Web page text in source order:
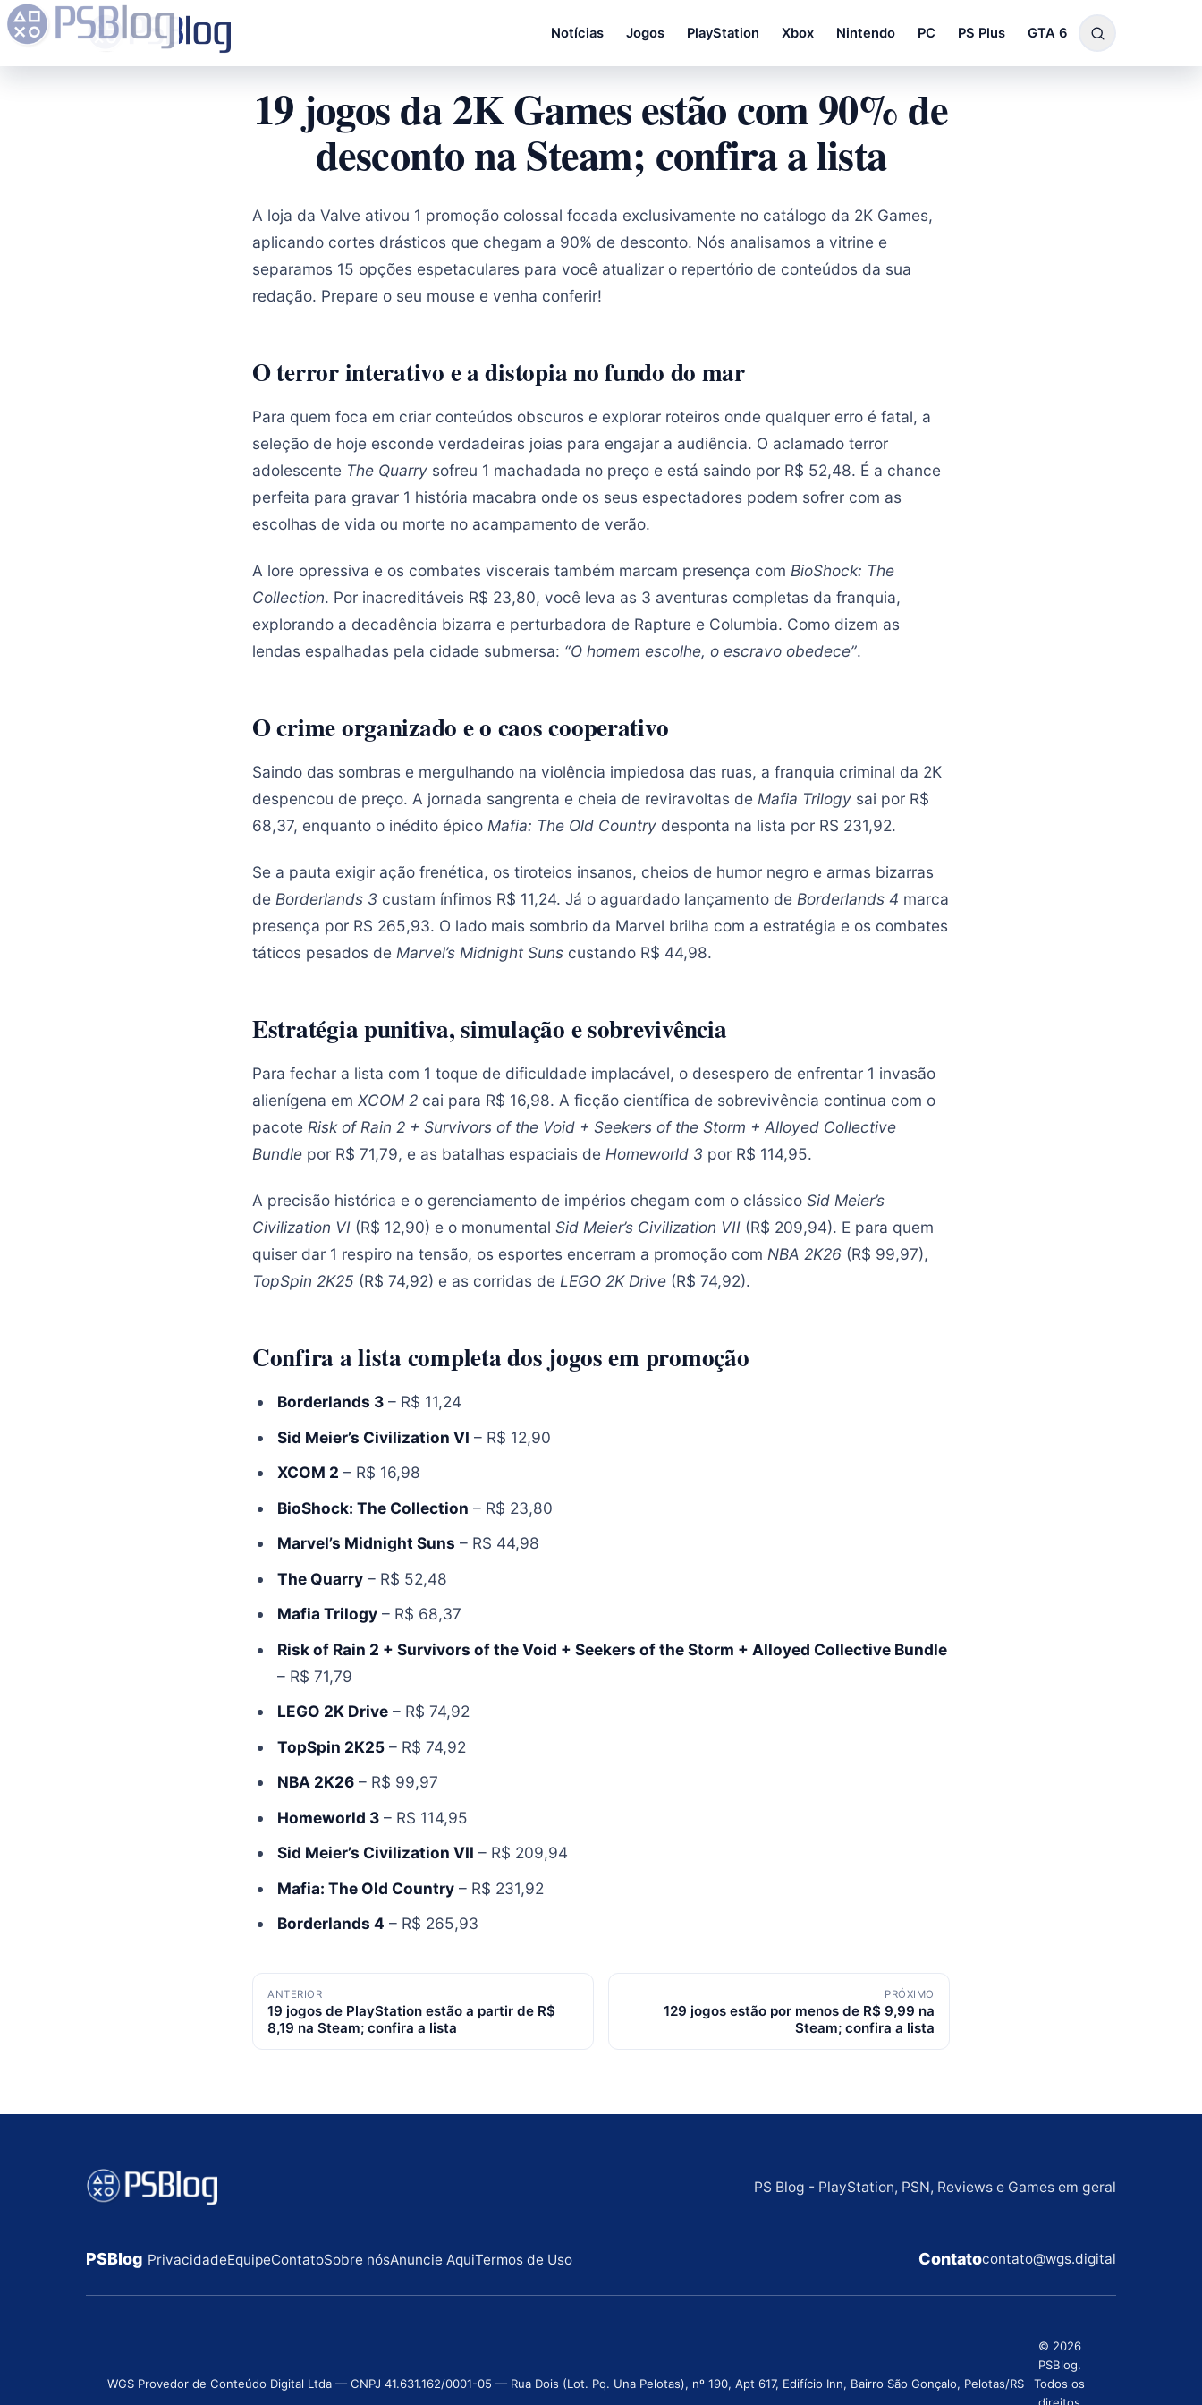
Notícias Jogos PlayStation Xbox Nintendo PC PS Plus GTA 6
19 jogos da 2K Games estão com 90% de
desconto na Steam; confira a lista
A loja da Valve ativou 1 promoção colossal focada exclusivamente no catálogo da 2K Games,
aplicando cortes drásticos que chegam a 90% de desconto. Nós analisamos a vitrine e
separamos 15 opções espetaculares para você atualizar o repertório de conteúdos da sua
redação. Prepare o seu mouse e venha conferir!
O terror interativo e a distopia no fundo do mar
Para quem foca em criar conteúdos obscuros e explorar roteiros onde qualquer erro é fatal, a
seleção de hoje esconde verdadeiras joias para engajar a audiência. O aclamado terror
adolescente The Quarry sofreu 1 machadada no preço e está saindo por R$ 52,48. É a chance
perfeita para gravar 1 história macabra onde os seus espectadores podem sofrer com as
escolhas de vida ou morte no acampamento de verão.
A lore opressiva e os combates viscerais também marcam presença com BioShock: The
Collection. Por inacreditáveis R$ 23,80, você leva as 3 aventuras completas da franquia,
explorando a decadência bizarra e perturbadora de Rapture e Columbia. Como dizem as
lendas espalhadas pela cidade submersa: “O homem escolhe, o escravo obedece”.
O crime organizado e o caos cooperativo
Saindo das sombras e mergulhando na violência impiedosa das ruas, a franquia criminal da 2K
despencou de preço. A jornada sangrenta e cheia de reviravoltas de Mafia Trilogy sai por R$
68,37, enquanto o inédito épico Mafia: The Old Country desponta na lista por R$ 231,92.
Se a pauta exigir ação frenética, os tiroteios insanos, cheios de humor negro e armas bizarras
de Borderlands 3 custam ínfimos R$ 11,24. Já o aguardado lançamento de Borderlands 4 marca
presença por R$ 265,93. O lado mais sombrio da Marvel brilha com a estratégia e os combates
táticos pesados de Marvel’s Midnight Suns custando R$ 44,98.
Estratégia punitiva, simulação e sobrevivência
Para fechar a lista com 1 toque de dificuldade implacável, o desespero de enfrentar 1 invasão
alienígena em XCOM 2 cai para R$ 16,98. A ficção científica de sobrevivência continua com o
pacote Risk of Rain 2 + Survivors of the Void + Seekers of the Storm + Alloyed Collective
Bundle por R$ 71,79, e as batalhas espaciais de Homeworld 3 por R$ 114,95.
A precisão histórica e o gerenciamento de impérios chegam com o clássico Sid Meier’s
Civilization VI (R$ 12,90) e o monumental Sid Meier’s Civilization VII (R$ 209,94). E para quem
quiser dar 1 respiro na tensão, os esportes encerram a promoção com NBA 2K26 (R$ 99,97),
TopSpin 2K25 (R$ 74,92) e as corridas de LEGO 2K Drive (R$ 74,92).
Confira a lista completa dos jogos em promoção
Borderlands 3– R$ 11,24
Sid Meier’s Civilization VI – R$ 12,90
XCOM 2 – R$ 16,98
BioShock: The Collection – R$ 23,80
Marvel’s Midnight Suns – R$ 44,98
The Quarry– R$ 52,48
Mafia Trilogy– R$ 68,37
Risk of Rain 2 + Survivors of the Void + Seekers of the Storm + Alloyed Collective Bundle
– R$ 71,79
LEGO 2K Drive– R$ 74,92
TopSpin 2K25– R$ 74,92
NBA 2K26– R$ 99,97
Homeworld 3– R$ 114,95
Sid Meier’s Civilization VII – R$ 209,94
Mafia: The Old Country– R$ 231,92
Borderlands 4 – R$ 265,93
Navegação
de
posts
ANTERIOR
19 jogos de PlayStation estão a partir de R$
8,19 na Steam; confira a lista
PRÓXIMO
129 jogos estão por menos de R$ 9,99 na
Steam; confira a lista
PS Blog - PlayStation, PSN, Reviews e Games em geral
PSBlog PrivacidadeEquipeContatoSobre nósAnuncie AquiTermos de Uso Contatocontato@wgs.digital
WGS Provedor de Conteúdo Digital Ltda — CNPJ 41.631.162/0001-05 — Rua Dois (Lot. Pq. Una Pelotas), nº 190, Apt 617, Edifício Inn, Bairro São Gonçalo, Pelotas/RS
© 2026
PSBlog.
Todos os